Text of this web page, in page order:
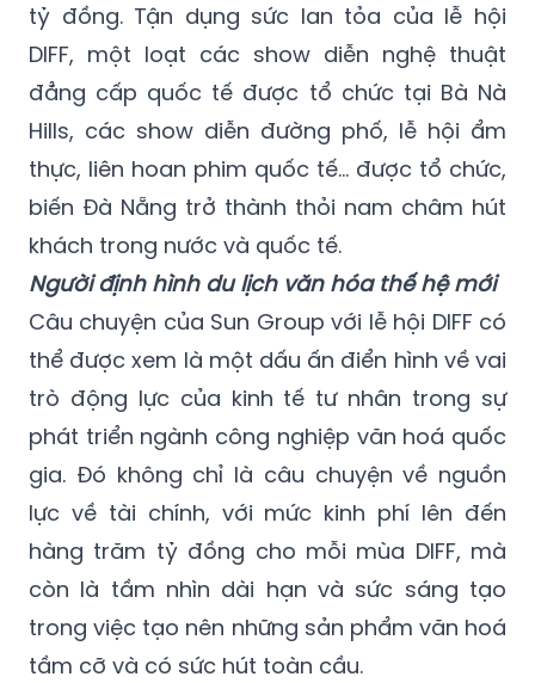
tỷ đồng. Tận dụng sức lan tỏa của lễ hội
DIFF, một loạt các show diễn nghệ thuật
đẳng cấp quốc tế được tổ chức tại Bà Nà
Hills, các show diễn đường phố, lễ hội ẩm
thực, liên hoan phim quốc tế… được tổ chức,
biến Đà Nẵng trở thành thỏi nam châm hút
khách trong nước và quốc tế.
Người định hình du lịch văn hóa thế hệ mới
Câu chuyện của Sun Group với lễ hội DIFF có
thể được xem là một dấu ấn điển hình về vai
trò động lực của kinh tế tư nhân trong sự
phát triển ngành công nghiệp văn hoá quốc
gia. Đó không chỉ là câu chuyện về nguồn
lực về tài chính, với mức kinh phí lên đến
hàng trăm tỷ đồng cho mỗi mùa DIFF, mà
còn là tầm nhìn dài hạn và sức sáng tạo
trong việc tạo nên những sản phẩm văn hoá
tầm cỡ và có sức hút toàn cầu.